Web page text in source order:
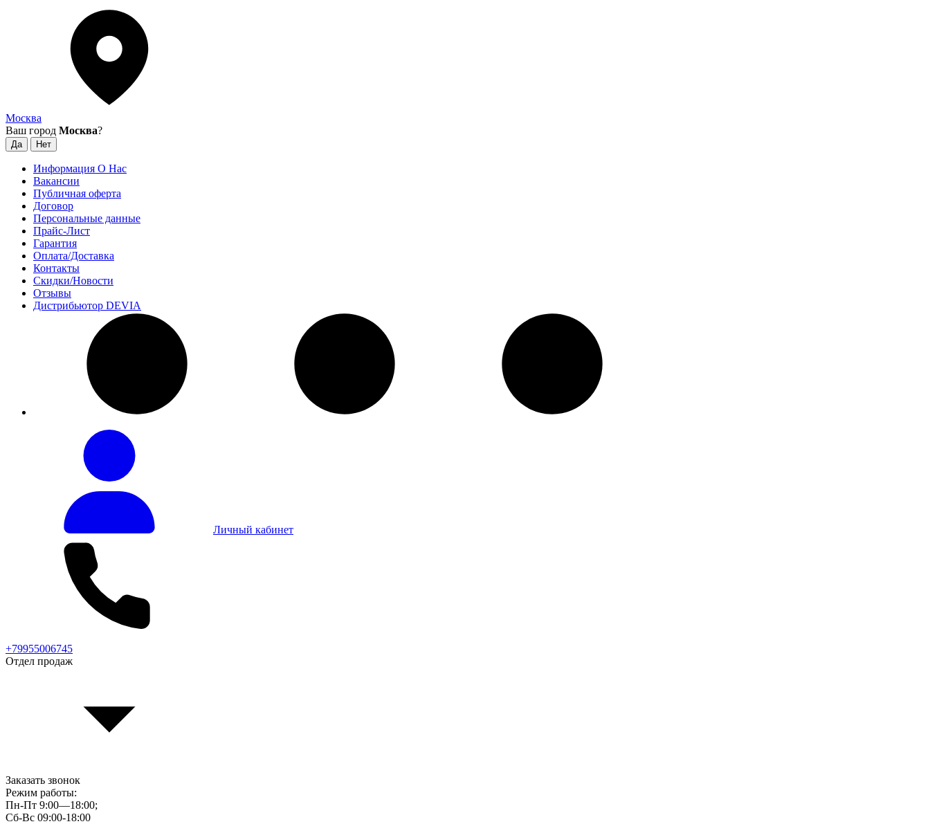
Москва
Ваш город Москва?
Информация О Нас
Вакансии
Публичная оферта
Договор
Персональные данные
Прайс-Лист
Гарантия
Оплата/Доставка
Контакты
Скидки/Новости
Отзывы
Дистрибьютор DEVIA
Личный кабинет
+79955006745
Отдел продаж
Заказать звонок
Режим работы:
Пн-Пт 9:00—18:00;
Сб-Вс 09:00-18:00